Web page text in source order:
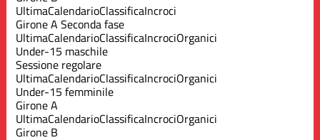
UltimaCalendarioClassificaIncroci
Girone A Seconda fase
UltimaCalendarioClassificaIncrociOrganici
Under-15 maschile
Sessione regolare
UltimaCalendarioClassificaIncrociOrganici
Under-15 femminile
Girone A
UltimaCalendarioClassificaIncrociOrganici
Girone B